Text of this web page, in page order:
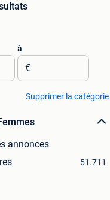
à
€
Supprimer la catégorie
annonces
51.711